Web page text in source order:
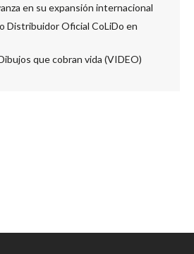
en su expansión internacional
Distribuidor Oficial CoLiDo en
que cobran vida (VIDEO)